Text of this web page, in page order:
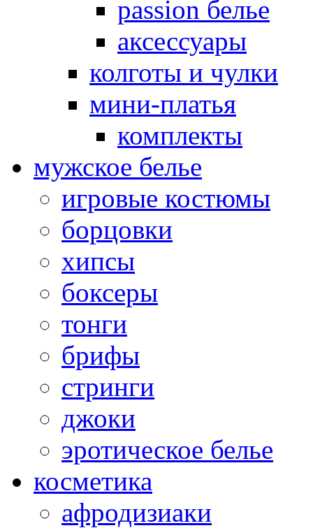
passion белье
аксессуары
колготы и чулки
мини-платья
комплекты
мужское белье
игровые костюмы
борцовки
хипсы
боксеры
тонги
брифы
стринги
джоки
эротическое белье
косметика
афродизиаки